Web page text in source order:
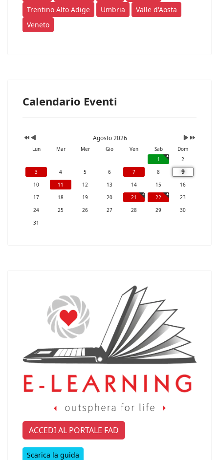
Trentino Alto Adige
Umbria
Valle d'Aosta
Veneto
Calendario Eventi
Agosto 2026
Lun Mar Mer Gio Ven Sab
Dom
1
2
3
4 5 6 7 8 9
10 11 12 13 14 15
16
17
18 19 20 21 22
23
24
25 26 27 28 29
30
31
ACCEDI AL PORTALE FAD
Scarica la guida